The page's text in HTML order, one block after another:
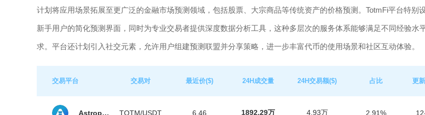
计划将应用场景拓展至更广泛的金融市场预测领域，包括股票、大宗商品等传统资产的价格预测。TotmFi平台特别
新手用户的简化预测界面，同时为专业交易者提供深度数据分析工具，这种多层次的服务体系能够满足不同经验水
求。平台还计划引入社交元素，允许用户组建预测联盟并分享策略，进一步丰富代币的使用场景和社区互动体验。
交易平台 交易对 最近价($) 24H成交量 24H交易额($) 占比 更
Astroport TOTM/USDT 6.46 1892.29万 4.93万 2.91%